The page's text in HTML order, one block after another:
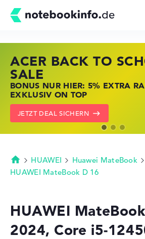
Kaufberatung
Technik & Wissen
ACER BACK TO
SALE
BONUS NUR HIER: 5% EXTRA
EXKLUSIV ON TOP
JETZT DEAL SICHERN
HP STORE SSV
JETZT ZUGREIFEN: NOTEBOOKS
KRÄFTIG REDUZIERT
ZU DEN HP ANGEBOTEN
LENOVO LAPTOP
NOTEBOOKS BEI LENOVO JETZT
KRÄFTIG REDUZIERT
LENOVO DEALS ZEIGEN
Startseite
HUAWEI
Huawei MateBook
HUAWEI MateBook D 16
HUAWEI
2024, Core i5-